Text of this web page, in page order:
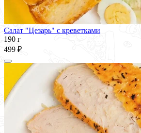
Салат "Цезарь" с креветками
190 г
499 ₽